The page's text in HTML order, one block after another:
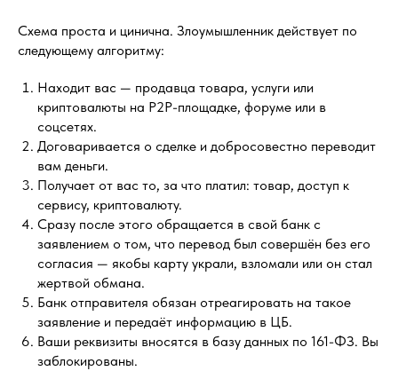
Схема проста и цинична. Злоумышленник действует по
следующему алгоритму:
Находит вас — продавца товара, услуги или
криптовалюты на P2P-площадке, форуме или в
соцсетях.
Договаривается о сделке и добросовестно переводит
вам деньги.
Получает от вас то, за что платил: товар, доступ к
сервису, криптовалюту.
Сразу после этого обращается в свой банк с
заявлением о том, что перевод был совершён без его
согласия — якобы карту украли, взломали или он стал
жертвой обмана.
Банк отправителя обязан отреагировать на такое
заявление и передаёт информацию в ЦБ.
Ваши реквизиты вносятся в базу данных по 161-ФЗ. Вы
заблокированы.